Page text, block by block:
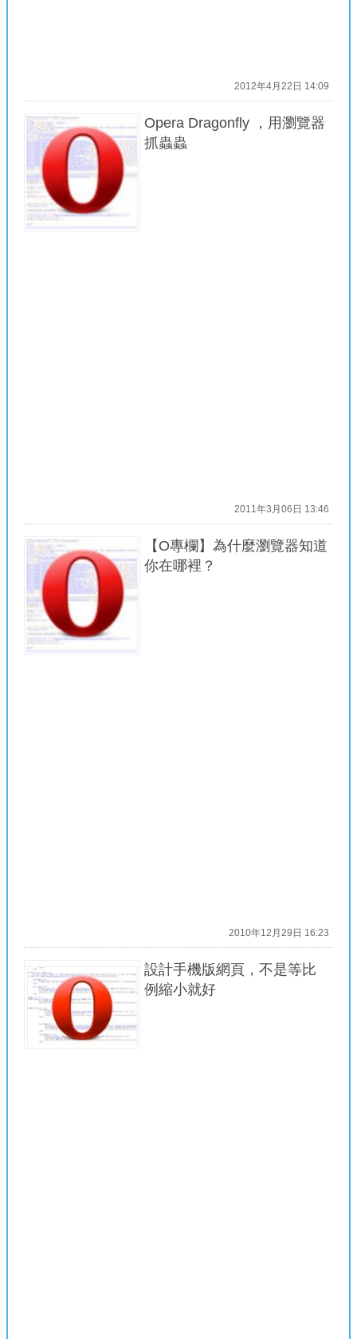
2012年4月22日 14:09
Opera Dragonfly ，用瀏覽器
抓蟲蟲
2011年3月06日 13:46
【O專欄】為什麼瀏覽器知道
你在哪裡？
2010年12月29日 16:23
設計手機版網頁，不是等比
例縮小就好